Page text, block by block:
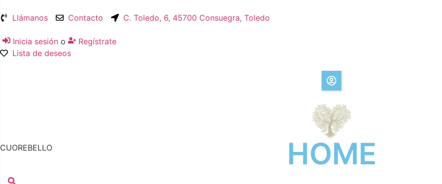
Llámanos Contacto C. Toledo, 6, 45700 Consuegra, Toledo
Inicia sesión o
Regístrate
Lista de deseos
HOME
CUOREBELLO